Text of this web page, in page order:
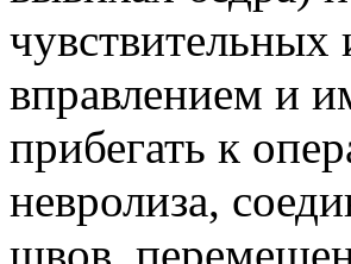
чувствительных
вправлением и
прибегать к
невролиза,
швов,